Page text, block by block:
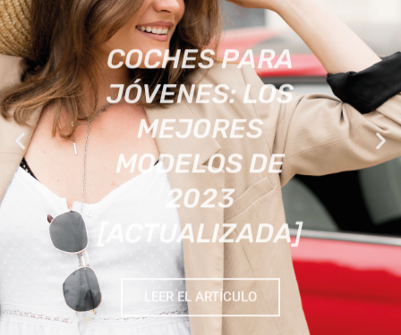
COCHES PARA
JÓVENES: LOS
MEJORES
MODELOS DE
2023
[ACTUALIZADA]
LEER EL ARTÍCULO